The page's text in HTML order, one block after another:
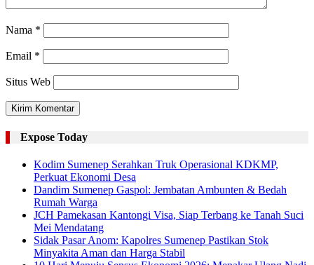
Nama *
Email *
Situs Web
Expose Today
Kodim Sumenep Serahkan Truk Operasional KDKMP,
Perkuat Ekonomi Desa
Dandim Sumenep Gaspol: Jembatan Ambunten & Bedah
Rumah Warga
JCH Pamekasan Kantongi Visa, Siap Terbang ke Tanah Suci
Mei Mendatang
Sidak Pasar Anom: Kapolres Sumenep Pastikan Stok
Minyakita Aman dan Harga Stabil